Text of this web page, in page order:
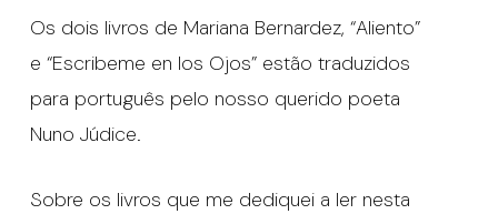
Os dois livros de Mariana Bernardez, “Aliento”
e “Escribeme en los Ojos” estão traduzidos
para português pelo nosso querido poeta
Nuno Júdice.
Sobre os livros que me dediquei a ler nesta